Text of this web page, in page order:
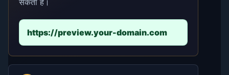
सकता है।
https://preview.your-domain.com